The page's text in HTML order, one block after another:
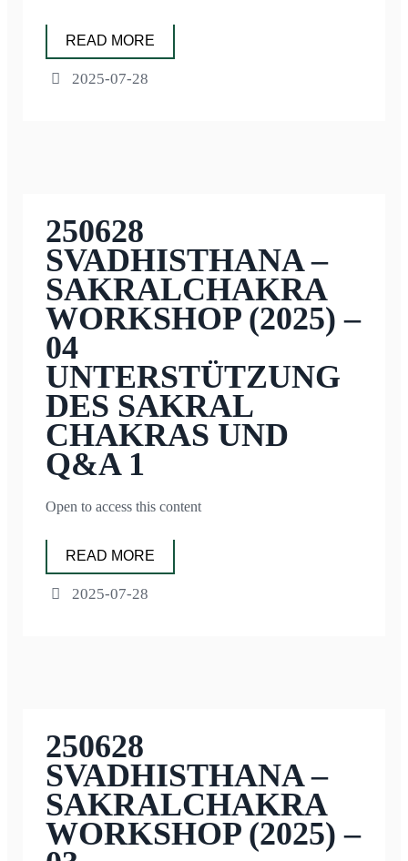
READ MORE
2025-07-28
250628
SVADHISTHANA –
SAKRALCHAKRA
WORKSHOP (2025) –
04
UNTERSTÜTZUNG
DES SAKRAL
CHAKRAS UND
Q&A 1
Open to access this content
READ MORE
2025-07-28
250628
SVADHISTHANA –
SAKRALCHAKRA
WORKSHOP (2025) –